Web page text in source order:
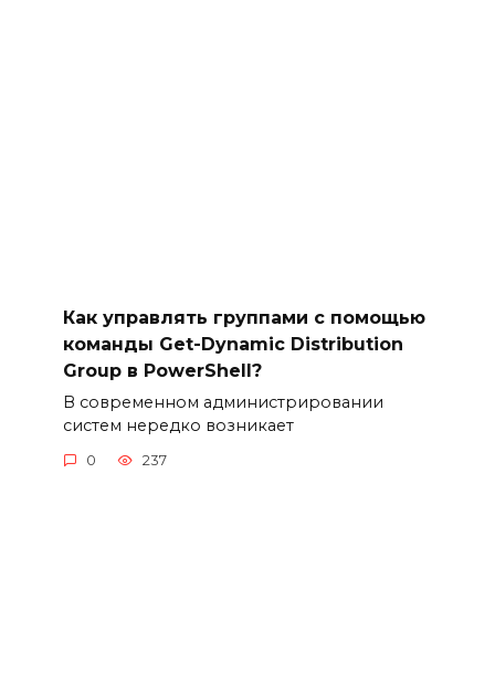
Как управлять группами с помощью
команды Get-Dynamic Distribution
Group в PowerShell?
В современном администрировании
систем нередко возникает
0 237